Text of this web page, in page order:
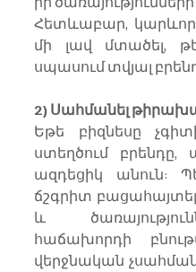
Հետևաբար,
մի լավ մտածել,
սպասում տվյալ
2) Սահմանել
Եթե բիզնեսը
ստեղծում
ազդեցիկ անուն:
ճշգրիտ
և
հաճախորդի
վերջնական